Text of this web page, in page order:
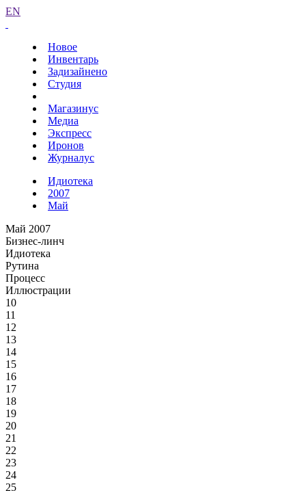
EN
Новое
Инвентарь
Задизайнено
Студия
Магазинус
Медиа
Экспресс
Иронов
Журналус
Идиотека
2007
Май
Май 2007
Бизнес-линч
Идиотека
Рутина
Процесс
Иллюстрации
10
11
12
13
14
15
16
17
18
19
20
21
22
23
24
25